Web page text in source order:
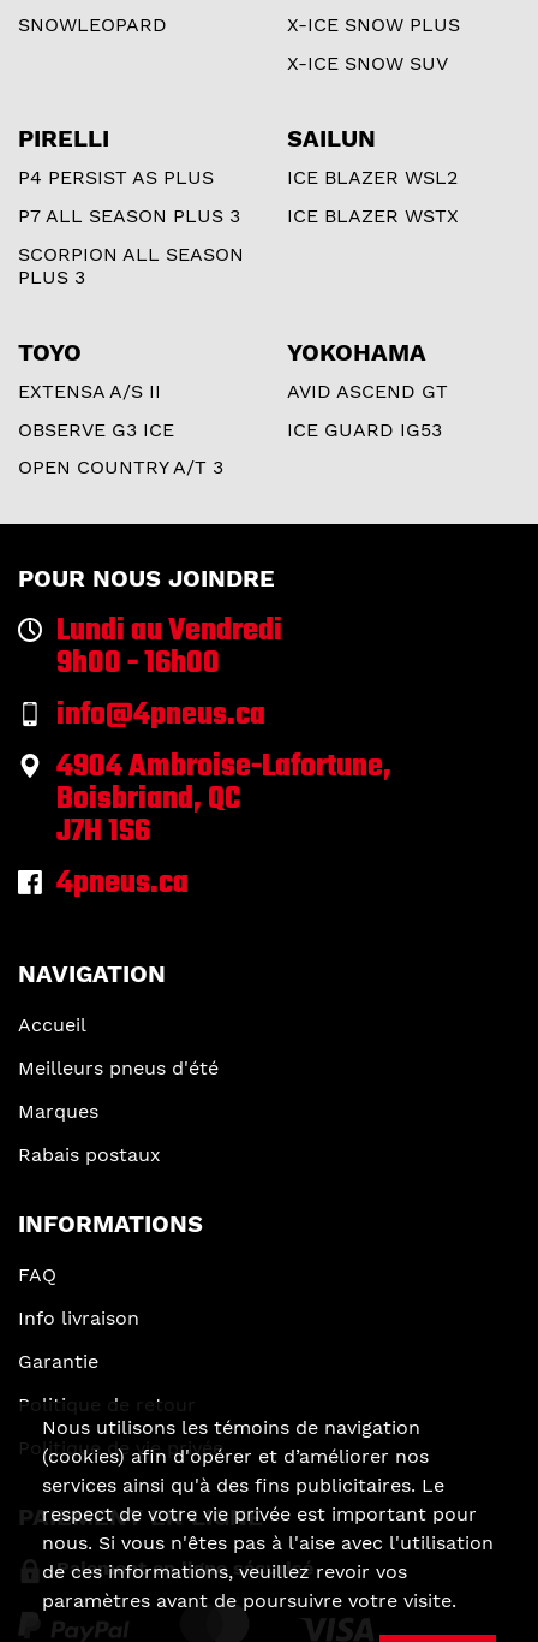
SNOWLEOPARD
X-ICE SNOW PLUS
X-ICE SNOW SUV
PIRELLI
P4 PERSIST AS PLUS
P7 ALL SEASON PLUS 3
SCORPION ALL SEASON
PLUS 3
SAILUN
ICE BLAZER WSL2
ICE BLAZER WSTX
TOYO
EXTENSA A/S II
OBSERVE G3 ICE
OPEN COUNTRY A/T 3
YOKOHAMA
AVID ASCEND GT
ICE GUARD IG53
POUR NOUS JOINDRE
Lundi au Vendredi
9h00 - 16h00
info@4pneus.ca
4904 Ambroise-Lafortune,
Boisbriand, QC
J7H 1S6
4pneus.ca
NAVIGATION
Accueil
Meilleurs pneus d'été
Marques
Rabais postaux
INFORMATIONS
FAQ
Info livraison
Garantie
Politique de retour
Politique de vie privée
PAIEMENT EN LIGNE
Paiement en ligne sécurisé
Nous utilisons les témoins de navigation
(cookies) afin d'opérer et d’améliorer nos
services ainsi qu'à des fins publicitaires. Le
respect de votre vie privée est important pour
nous. Si vous n'êtes pas à l'aise avec l'utilisation
de ces informations, veuillez revoir vos
paramètres avant de poursuivre votre visite.